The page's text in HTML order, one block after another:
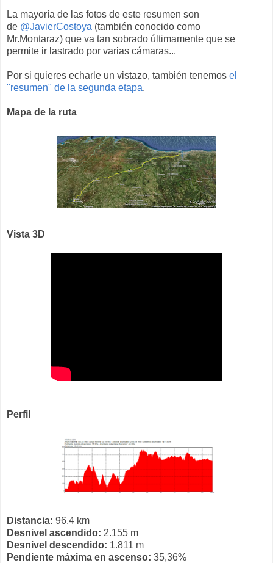
La mayoría de las fotos de este resumen son
de @JavierCostoya (también conocido como
Mr.Montaraz) que va tan sobrado últimamente que se
permite ir lastrado por varias cámaras...
Por si quieres echarle un vistazo, también tenemos el
"resumen" de la segunda etapa.
Mapa de la ruta
Vista 3D
Perfil
Distancia: 96,4 km
Desnivel ascendido: 2.155 m
Desnivel descendido: 1.811 m
Pendiente máxima en ascenso: 35,36%